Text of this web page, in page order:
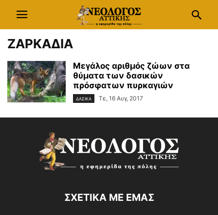
ΖΑΡΚΑΔΙΑ
Μεγάλος αριθμός ζώων στα
θύματα των δασικών
πρόσφατων πυρκαγιών
ΔΑΣΙΚΑ Τε, 16 Αυγ, 2017
ΣΧΕΤΙΚΑ ΜΕ ΕΜΑΣ